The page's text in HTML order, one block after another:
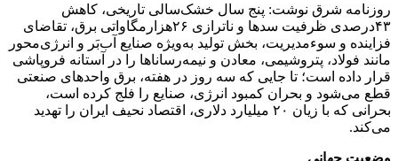
روزنامه شرق نوشت: پنج سال خشک‌سالی تاریخی، کاهش
۴۳درصدی ظرفیت سدها و ناترازی ۲۶هزارمگاواتی برق، تقاضای
فزاینده و سوءمدیریت، بخش تولید به‌ویژه صنایع آب‌بَر و انرژی‌محور
مانند فولاد، پتروشیمی، معادن و نیمه‌رساناها را در آستانه فروپاشی
قرار داده است؛ تا جایی که سه‌ روز در هفته، برق واحدهای صنعتی
قطع می‌شود و بحران کمبود انرژی، صنایع را فلج کرده است،
بحرانی که با زیان ۲۰ میلیارد دلاری، اقتصاد نحیف ایران را تهدید
می‌کند.
وضعیت جهانی